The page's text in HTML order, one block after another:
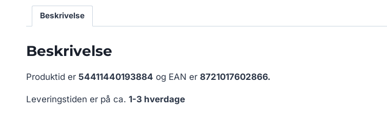
Beskrivelse
Beskrivelse
Produktid er 54411440193884 og EAN er 8721017602866.
Leveringstiden er på ca. 1-3 hverdage